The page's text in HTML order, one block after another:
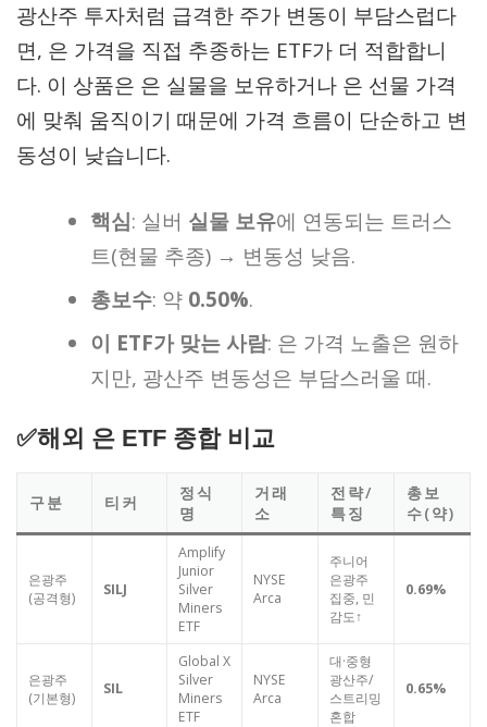
광산주 투자처럼 급격한 주가 변동이 부담스럽다
면, 은 가격을 직접 추종하는 ETF가 더 적합합니
다. 이 상품은 은 실물을 보유하거나 은 선물 가격
에 맞춰 움직이기 때문에 가격 흐름이 단순하고 변
동성이 낮습니다.
핵심: 실버 실물 보유에 연동되는 트러스
트(현물 추종) → 변동성 낮음.
총보수: 약 0.50%.
이 ETF가 맞는 사람: 은 가격 노출은 원하
지만, 광산주 변동성은 부담스러울 때.
✅해외 은 ETF 종합 비교
구분 티커
정식
명
거래
소
전략/
특징
총보
수(약)
은광주
(공격형)
SILJ
Amplify
Junior
Silver
Miners
ETF
NYSE
Arca
주니어
은광주
집중, 민
감도↑
0.69%
은광주
(기본형)
SIL
Global X
Silver
Miners
ETF
NYSE
Arca
대·중형
광산주/
스트리밍
혼합
0.65%